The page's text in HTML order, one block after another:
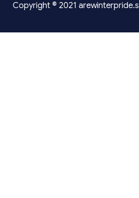
Copyright © 2021